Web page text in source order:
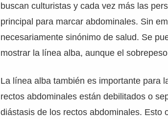
buscan culturistas y cada vez más las
principal para marcar abdominales. Sin
necesariamente sinónimo de salud. Se
mostrar la línea alba, aunque el
La línea alba también es importante para
rectos abdominales están debilitados o
diástasis de los rectos abdominales. Esto